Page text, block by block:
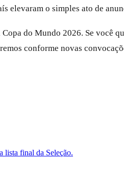
elevaram o simples ato de
do Mundo 2026. Se você
conforme novas
lista final da Seleção.